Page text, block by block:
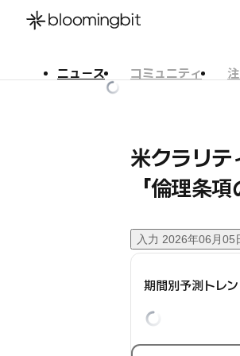
ニュース コミュニティ
米クラリ
「倫理条
入力 2026年06月05
期間別予測トレ